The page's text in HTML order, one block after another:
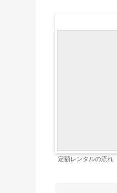
定額レンタルの流れ